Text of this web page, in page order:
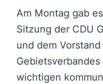
Am Montag gab
Sitzung der CDU
und dem Vorstand
wichtigen